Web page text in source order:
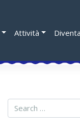
Attività